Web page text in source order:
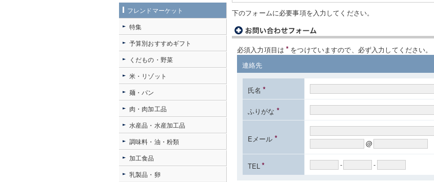
下のフォームに必要事項を入力してください。
必須入力項目は * をつけていますので、必ず入力してください。
連絡先
氏名 *
ふりがな *
Eメール * @
TEL* - -
フレンドマーケット
特集
予算別おすすめギフト
くだもの・野菜
米・リゾット
麺・パン
肉・肉加工品
水産品・水産加工品
調味料・油・粉類
加工食品
乳製品・卵